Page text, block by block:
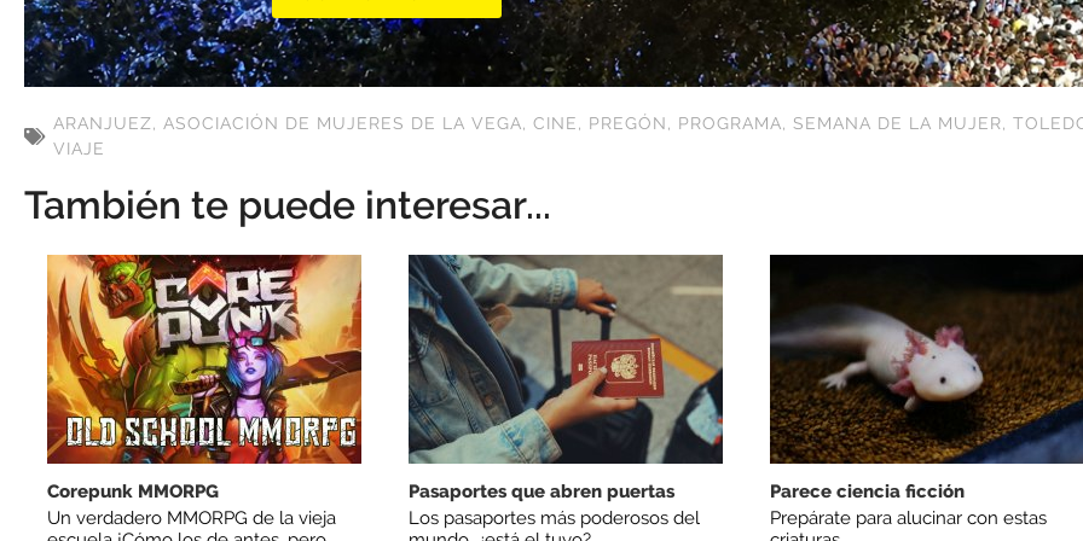
ARANJUEZ, ASOCIACIÓN DE MUJERES DE LA VEGA, CINE, PREGÓN, PROGRAMA, SEMANA DE LA MUJER,
VIAJE
También te puede interesar...
Corepunk MMORPG
Un verdadero MMORPG de la vieja
Pasaportes que abren puertas
Los pasaportes más poderosos del
Parece ciencia ficción
Prepárate para alucinar con estas